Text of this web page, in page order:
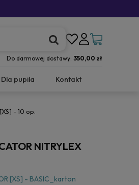
Do darmowej dostawy: 350,00 zł
Dla pupila Kontakt
- 10 op.
NITRYLEX
[XS] - BASIC_karton